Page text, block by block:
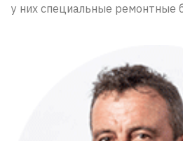
у них специальные ремонтные